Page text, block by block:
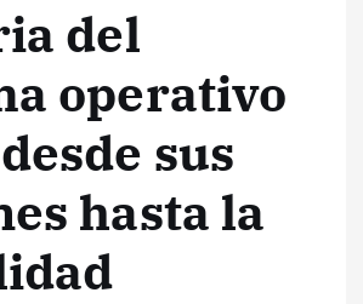
del
operativo
sus
hasta la